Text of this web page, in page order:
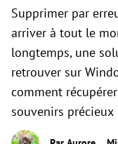
Supprimer par
arriver à tout le
longtemps, une
retrouver sur
comment
souvenirs précieux